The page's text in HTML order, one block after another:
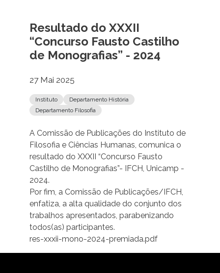
Resultado do XXXII
“Concurso Fausto Castilho
de Monografias” - 2024
27 Mai 2025
Instituto
Departamento História
Departamento Filosofia
A Comissão de Publicações do Instituto de
Filosofia e Ciências Humanas, comunica o
resultado do XXXII “Concurso Fausto
Castilho de Monografias”- IFCH, Unicamp -
2024.
Por fim, a Comissão de Publicações/IFCH,
enfatiza, a alta qualidade do conjunto dos
trabalhos apresentados, parabenizando
todos(as) participantes.
res-xxxii-mono-2024-premiada.pdf